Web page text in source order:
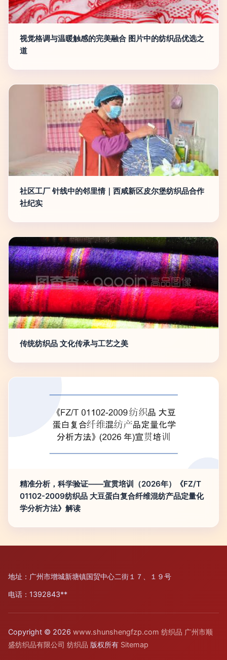
视觉格调与温暖触感的完美融合 图片中的纺织品优选之
道
社区工厂 针线中的邻里情｜西咸新区皮尔堡纺织品合作
社纪实
传统纺织品 文化传承与工艺之美
精准分析，科学验证——宣贯培训（2026年）《FZ/T
01102-2009纺织品 大豆蛋白复合纤维混纺产品定量化
学分析方法》解读
地址：广州市增城新塘镇国贸中心二街１７、１９号
电话：1392843**
Copyright © 2026 www.shunshengfzp.com 纺织品 广州市顺
盛纺织品有限公司 纺织品 版权所有 Sitemap